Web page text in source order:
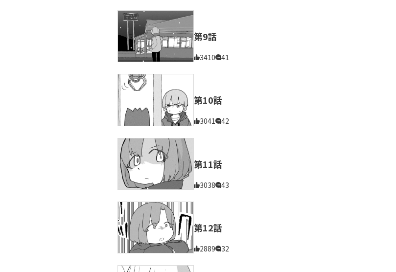
第9話
3410 41
第10話
3041 42
第11話
3038 43
第12話
2889 32